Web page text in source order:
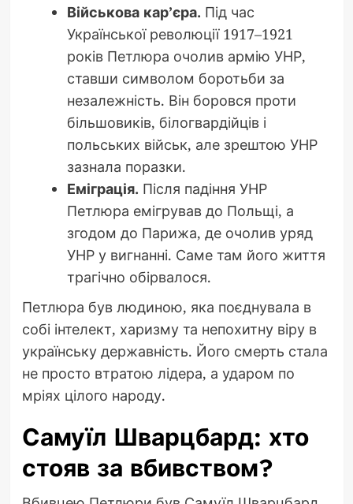
Військова кар’єра. Під час
Української революції 1917–1921
років Петлюра очолив армію УНР,
ставши символом боротьби за
незалежність. Він боровся проти
більшовиків, білогвардійців і
польських військ, але зрештою УНР
зазнала поразки.
Еміграція. Після падіння УНР
Петлюра емігрував до Польщі, а
згодом до Парижа, де очолив уряд
УНР у вигнанні. Саме там його життя
трагічно обірвалося.
Петлюра був людиною, яка поєднувала в
собі інтелект, харизму та непохитну віру в
українську державність. Його смерть стала
не просто втратою лідера, а ударом по
мріях цілого народу.
Самуїл Шварцбард: хто
стояв за вбивством?